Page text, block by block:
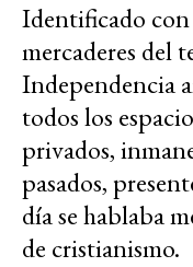
Identificado
mercaderes del
Independencia
todos los
privados,
pasados,
día se hablaba
de cristianismo.